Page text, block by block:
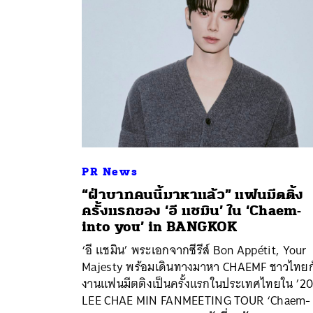
PR News
“ฝ่าบาทคนนี้มาหาแล้ว” แฟนมีตติ้ง
ครั้งแรกของ ‘อี แชมิน’ ใน ‘Chaem-
into you’ in BANGKOK
‘อี แชมิน’ พระเอกจากซีรีส์ Bon Appétit, Your
Majesty พร้อมเดินทางมาหา CHAEMF ชาวไท
งานแฟนมีตติงเป็นครั้งแรกในประเทศไทยใน
LEE CHAE MIN FANMEETING TOUR ‘Chaem-